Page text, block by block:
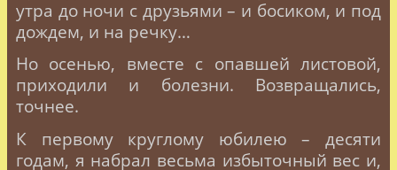
утра до ночи с друзьями – и босиком, и под
дождем, и на речку…
Но осенью, вместе с опавшей листовой,
приходили и болезни. Возвращались,
точнее.
К первому круглому юбилею – десяти
годам, я набрал весьма избыточный вес и,